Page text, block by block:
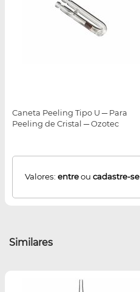
Caneta Peeling Tipo U ─ Para
Peeling de Cristal ─ Ozotec
Valores: entreou cadastre-se
Similares